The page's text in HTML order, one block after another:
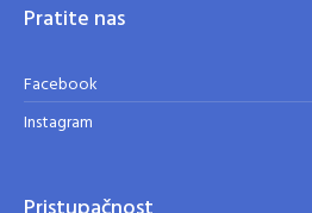
Pratite nas
Facebook
Instagram